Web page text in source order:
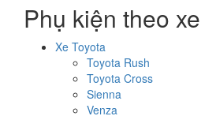
Phụ kiện theo xe
Xe Toyota
Toyota Rush
Toyota Cross
Sienna
Venza